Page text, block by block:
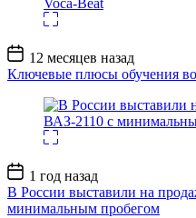
Дата
записи
12 месяцев назад
Ключевые плюсы обучения
Дата
записи
1 год назад
В России выставили на
минимальным пробегом